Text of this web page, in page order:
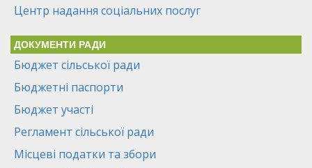
Центр надання соціальних послуг
ДОКУМЕНТИ РАДИ
Бюджет сільської ради
Бюджетні паспорти
Бюджет участі
Регламент сільської ради
Місцеві податки та збори